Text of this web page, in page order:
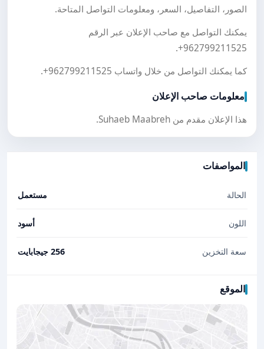
الصور، التفاصيل، السعر، ومعلومات التواصل المتاحة.
يمكنك التواصل مع صاحب الإعلان عبر الرقم
+962799211525
.
كما يمكنك التواصل من خلال واتساب +962799211525
.
معلومات صاحب الإعلان
هذا الإعلان مقدم من Suhaeb Maabreh.
المواصفات
الحالة مستعمل
اللون أسود
سعة التخزين 256 جيجابايت
الموقع